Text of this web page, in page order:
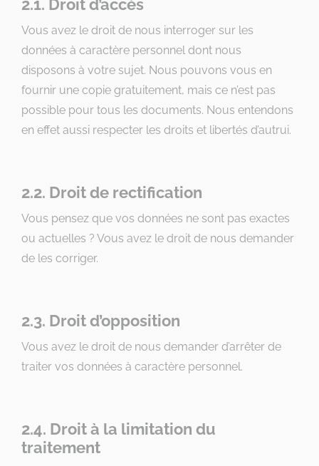
2.1. Droit d’accès
Vous avez le droit de nous interroger sur les
données à caractère personnel dont nous
disposons à votre sujet. Nous pouvons vous en
fournir une copie gratuitement, mais ce n’est pas
possible pour tous les documents. Nous entendons
en effet aussi respecter les droits et libertés d’autrui.
2.2. Droit de rectification
Vous pensez que vos données ne sont pas exactes
ou actuelles ? Vous avez le droit de nous demander
de les corriger.
2.3. Droit d’opposition
Vous avez le droit de nous demander d’arrêter de
traiter vos données à caractère personnel.
2.4. Droit à la limitation du
traitement